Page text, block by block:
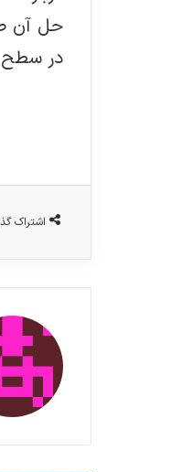
حل آن
در سطح
اشتراک